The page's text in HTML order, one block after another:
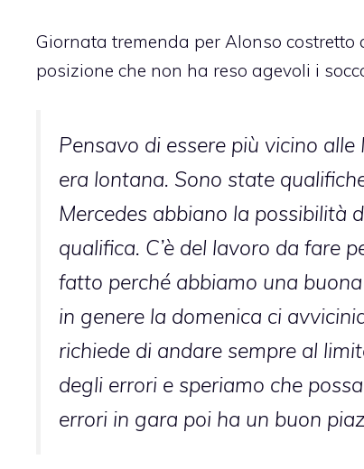
Giornata tremenda per Alonso
posizione che non ha reso agevoli i
Pensavo di essere più vicino
era lontana. Sono state
Mercedes abbiano la possibilità
qualifica. C’è del lavoro da fare
fatto perché abbiamo una
in genere la domenica ci
richiede di andare sempre al
degli errori e speriamo che
errori in gara poi ha un buon